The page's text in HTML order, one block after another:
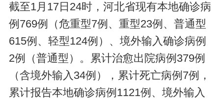
截至1月17日24时，河北省现有本地确诊病
例769例（危重型7例、重型23例、普通型
615例、轻型124例）、境外输入确诊病例
2例（普通型）。累计治愈出院病例379例
（含境外输入34例），累计死亡病例7例，
累计报告本地确诊病例1121例、境外输入